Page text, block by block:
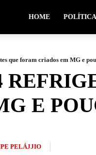
HOME POLÍTICA
que foram criados em MG e
E
PELÁJJIO